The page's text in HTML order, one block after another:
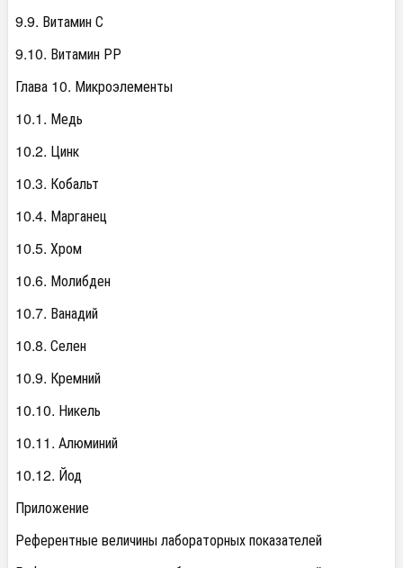
9.9. Витамин С
9.10. Витамин РР
Глава 10. Микроэлементы
10.1. Медь
10.2. Цинк
10.3. Кобальт
10.4. Марганец
10.5. Хром
10.6. Молибден
10.7. Ванадий
10.8. Селен
10.9. Кремний
10.10. Никель
10.11. Алюминий
10.12. Йод
Приложение
Референтные величины лабораторных показателей